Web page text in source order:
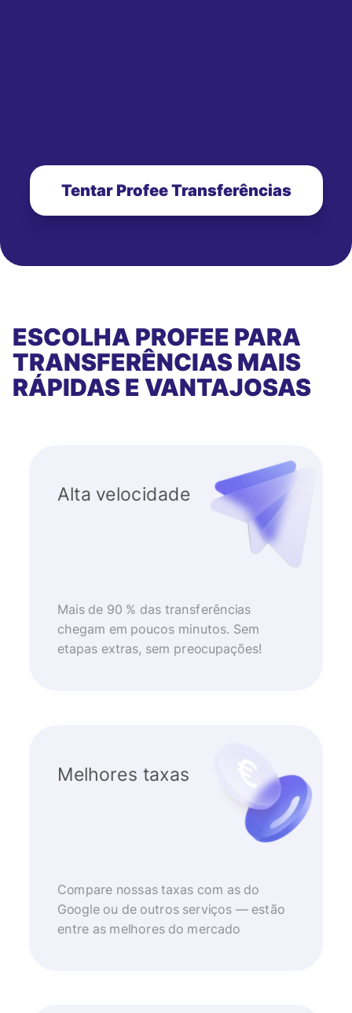
Tentar Profee Transferências
ESCOLHA PROFEE PARA
TRANSFERÊNCIAS MAIS
RÁPIDAS E VANTAJOSAS
Alta velocidade
Mais de 90 % das transferências
chegam em poucos minutos. Sem
etapas extras, sem preocupações!
Melhores taxas
Compare nossas taxas com as do
Google ou de outros serviços — estão
entre as melhores do mercado